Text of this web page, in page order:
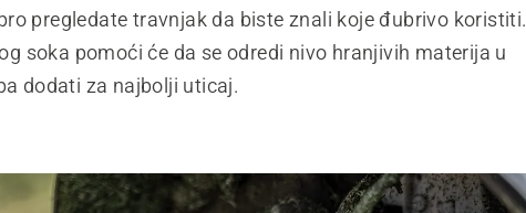
pregledate travnjak da biste znali koje đubrivo koristiti.
soka pomoći će da se odredi nivo hranjivih materija u
dodati za najbolji uticaj.